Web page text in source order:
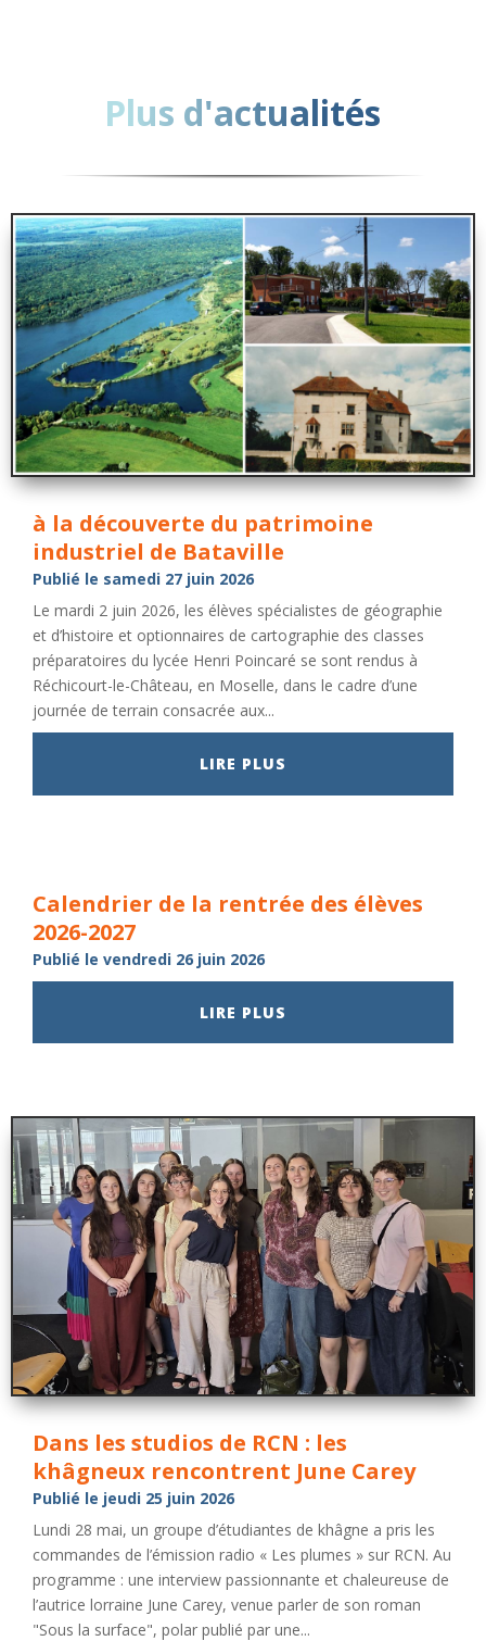
Plus d'actualités
à la découverte du patrimoine
industriel de Bataville
Publié le samedi 27 juin 2026
Le mardi 2 juin 2026, les élèves spécialistes de géographie
et d’histoire et optionnaires de cartographie des classes
préparatoires du lycée Henri Poincaré se sont rendus à
Réchicourt-le-Château, en Moselle, dans le cadre d’une
journée de terrain consacrée aux...
LIRE PLUS
Calendrier de la rentrée des élèves
2026-2027
Publié le vendredi 26 juin 2026
LIRE PLUS
Dans les studios de RCN : les
khâgneux rencontrent June Carey
Publié le jeudi 25 juin 2026
Lundi 28 mai, un groupe d’étudiantes de khâgne a pris les
commandes de l’émission radio « Les plumes » sur RCN. Au
programme : une interview passionnante et chaleureuse de
l’autrice lorraine June Carey, venue parler de son roman
"Sous la surface", polar publié par une...